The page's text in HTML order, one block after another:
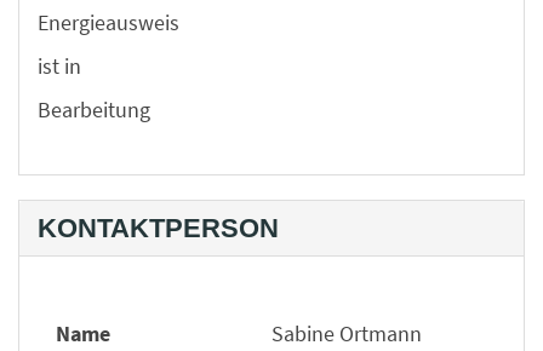
Energieausweis
ist in
Bearbeitung
KONTAKTPERSON
Name
Sabine Ortmann